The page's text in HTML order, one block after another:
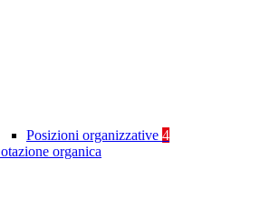
Posizioni organizzative 4
organica